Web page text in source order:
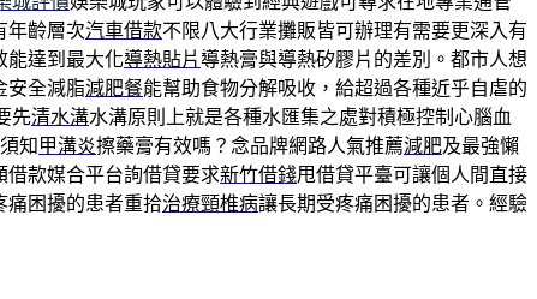
年齡層次汽車借款不限八大行業攤販皆可辦理有需要更深入有
能達到最大化導熱貼片導熱膏與導熱矽膠片的差別。都市人想
安全減脂減肥餐能幫助食物分解吸收，給超過各種近乎自虐的
先清水溝水溝原則上就是各種水匯集之處對積極控制心腦血
知 甲溝炎擦藥膏有效嗎？念品牌網路人氣推薦減肥及最強懶
借款媒合平台詢借貸要求新竹借錢甩借貸平臺可讓個人間直接
痛困擾的患者重拾治療頸椎病讓長期受疼痛困擾的患者。經驗